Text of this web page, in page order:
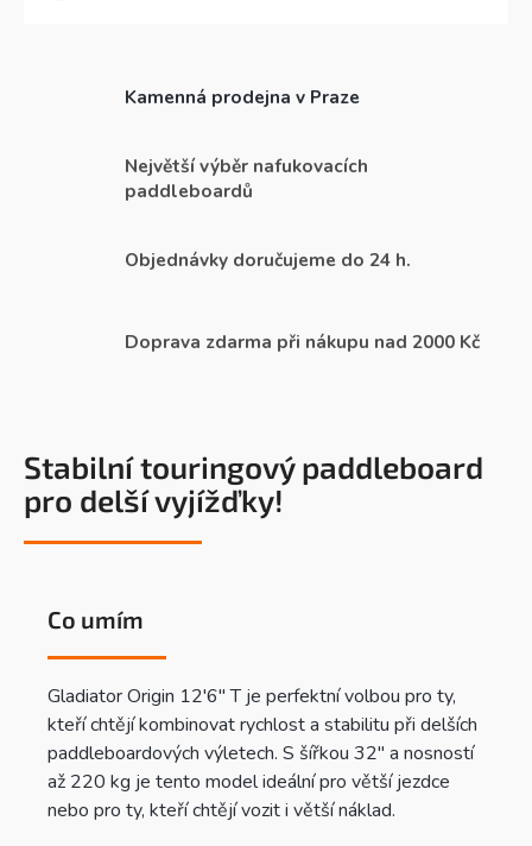
Kamenná prodejna v Praze
Největší výběr nafukovacích
paddleboardů
Objednávky doručujeme do 24 h.
Doprava zdarma při nákupu nad 2000 Kč
Stabilní touringový paddleboard
pro delší vyjížďky!
Co umím
Gladiator Origin 12'6'' T je perfektní volbou pro ty,
kteří chtějí kombinovat rychlost a stabilitu při delších
paddleboardových výletech. S šířkou 32" a nosností
až 220 kg je tento model ideální pro větší jezdce
nebo pro ty, kteří chtějí vozit i větší náklad.